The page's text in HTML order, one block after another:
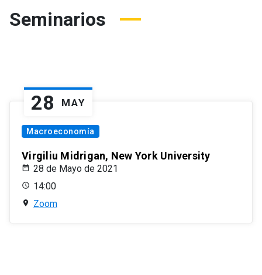
Seminarios
28 MAY
Macroeconomía
Virgiliu Midrigan, New York University
28 de Mayo de 2021
14:00
Zoom